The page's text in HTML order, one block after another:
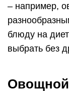
– например,
блюду на
выбрать без